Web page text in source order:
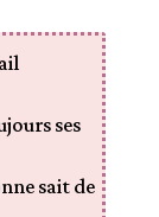
ses
sait de